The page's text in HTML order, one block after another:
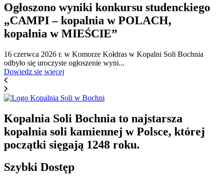
Ogłoszono wyniki konkursu studenckiego
„CAMPI – kopalnia w POLACH,
kopalnia w MIEŚCIE”
16 czerwca 2026 r. w Komorze Kołdras w Kopalni Soli Bochnia
odbyło się uroczyste ogłoszenie wyni...
Dowiedz się więcej
Kopalnia Soli Bochnia to najstarsza
kopalnia soli kamiennej w Polsce, której
początki sięgają 1248 roku.
Szybki Dostęp